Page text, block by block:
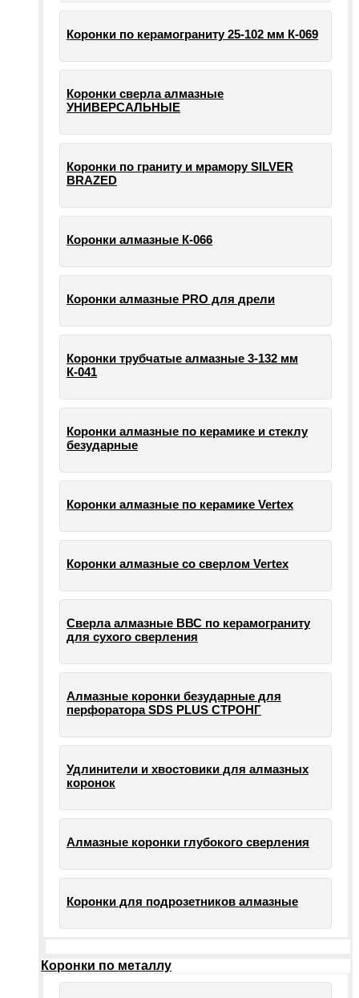
Коронки по керамограниту 25-102 мм К-069
Коронки сверла алмазные
УНИВЕРСАЛЬНЫЕ
Коронки по граниту и мрамору SILVER
BRAZED
Коронки алмазные К-066
Коронки алмазные PRO для дрели
Коронки трубчатые алмазные 3-132 мм
К-041
Коронки алмазные по керамике и стеклу
безударные
Коронки алмазные по керамике Vertex
Коронки алмазные со сверлом Vertex
Сверла алмазные ВВС по керамограниту
для сухого сверления
Алмазные коронки безударные для
перфоратора SDS PLUS СТРОНГ
Удлинители и хвостовики для алмазных
коронок
Алмазные коронки глубокого сверления
Коронки для подрозетников алмазные
Коронки по металлу